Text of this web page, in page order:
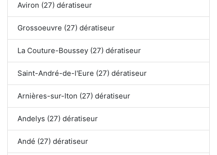
Aviron (27) dératiseur
Grossoeuvre (27) dératiseur
La Couture-Boussey (27) dératiseur
Saint-André-de-l'Eure (27) dératiseur
Arnières-sur-Iton (27) dératiseur
Andelys (27) dératiseur
Andé (27) dératiseur